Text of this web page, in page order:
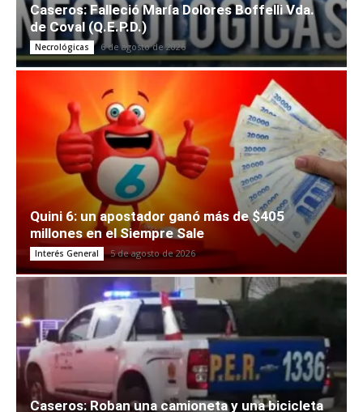
Caseros: Falleció María Dolores Boffelli Vda.
de Coval (Q.E.P.D.)
Necrológicas 6 de agosto de 2026
Quini 6: un apostador ganó más de $405
millones en el Siempre Sale
Interés General 5 de agosto de 2026
Caseros: Roban una camioneta y una bicicleta